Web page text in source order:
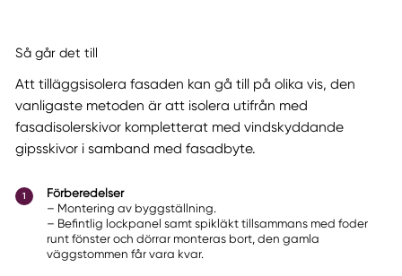
Så går det till
Att tilläggsisolera fasaden kan gå till på olika vis, den
vanligaste metoden är att isolera utifrån med
fasadisolerskivor kompletterat med vindskyddande
gipsskivor i samband med fasadbyte.
Förberedelser
– Montering av byggställning.
– Befintlig lockpanel samt spikläkt tillsammans med foder
runt fönster och dörrar monteras bort, den gamla
väggstommen får vara kvar.